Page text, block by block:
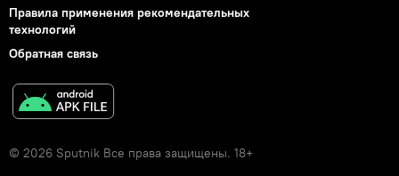
Правила применения рекомендательных
технологий
Обратная связь
© 2026 Sputnik Все права защищены. 18+